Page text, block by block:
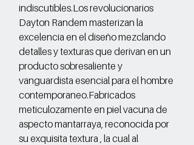
indiscutibles.Los revolucionarios
Dayton Randem masterizan la
excelencia en el diseño mezclando
detalles y texturas que derivan en un
producto sobresaliente y
vanguardista esencial para el hombre
contemporaneo.Fabricados
meticulozamente en piel vacuna de
aspecto mantarraya, reconocida por
su exquisita textura , la cual al